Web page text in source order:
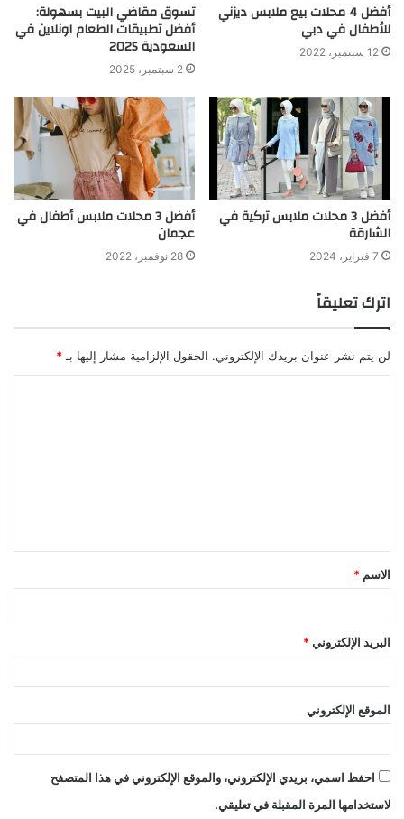
أفضل 4 محلات بيع ملابس ديزني
للأطفال في دبي
12 سبتمبر، 2022
تسوق مقاضي البيت بسهولة:
أفضل تطبيقات الطعام اونلاين في
السعودية 2025
2 سبتمبر، 2025
أفضل 3 محلات ملابس تركية في
الشارقة
7 فبراير، 2024
أفضل 3 محلات ملابس أطفال في
عجمان
28 نوفمبر، 2022
اترك تعليقاً
لن يتم نشر عنوان بريدك الإلكتروني. الحقول الإلزامية مشار إليها بـ *
الاسم *
البريد الإلكتروني *
الموقع الإلكتروني
احفظ اسمي، بريدي الإلكتروني، والموقع الإلكتروني في هذا المتصفح
لاستخدامها المرة المقبلة في تعليقي.